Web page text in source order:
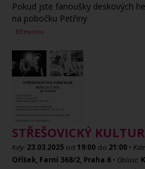
Pokud jste fanoušky deskových
na pobočku Petřiny
Břevnov
STŘEŠOVICKÝ
Kdy: 23.03.2025 od 19:00 do 21:00 •
Oříšek, Farní 368/2, Praha 6 • Oblast: